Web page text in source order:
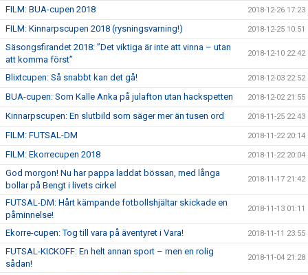
FILM: BUA-cupen 2018 2018-12-26 17:23
FILM: Kinnarpscupen 2018 (rysningsvarning!) 2018-12-25 10:51
Säsongsfirandet 2018: ”Det viktiga är inte att vinna – utan
att komma först”
2018-12-10 22:42
Blixtcupen: Så snabbt kan det gå! 2018-12-03 22:52
BUA-cupen: Som Kalle Anka på julafton utan hackspetten 2018-12-02 21:55
Kinnarpscupen: En slutbild som säger mer än tusen ord 2018-11-25 22:43
FILM: FUTSAL-DM 2018-11-22 20:14
FILM: Ekorrecupen 2018 2018-11-22 20:04
God morgon! Nu har pappa laddat bössan, med långa
bollar på Bengt i livets cirkel
2018-11-17 21:42
FUTSAL-DM: Hårt kämpande fotbollshjältar skickade en
påminnelse!
2018-11-13 01:11
Ekorre-cupen: Tog till vara på äventyret i Vara! 2018-11-11 23:55
FUTSAL-KICKOFF: En helt annan sport – men en rolig
sådan!
2018-11-04 21:28